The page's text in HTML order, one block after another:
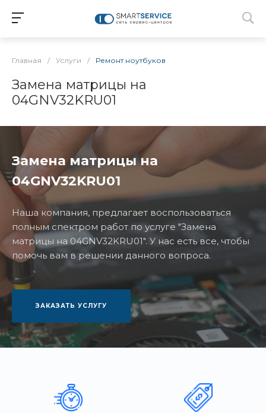
Главная / Услуги / Ремонт ноутбуков
Замена матрицы на
04GNV32KRU01
Замена матрицы на
04GNV32KRU01
Наша компания, предлагает воспользоваться
полным спектром работ по услуге "Замена
матрицы на 04GNV32KRU01". У нас есть все, чтобы
помочь вам в решении данного вопроса.
ЗАКАЗАТЬ УСЛУГУ